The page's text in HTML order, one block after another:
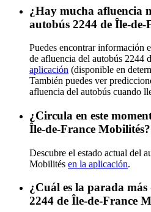
¿Hay mucha afluencia
autobús 2244 de Île-
Puedes encontrar información
de afluencia del autobús 2244
aplicación (disponible en
También puedes ver
afluencia del autobús cuando
¿Circula en este
Île-de-France Mobilités?
Descubre el estado actual del
Mobilités en la aplicación.
¿Cuál es la parada
2244 de Île-de-France